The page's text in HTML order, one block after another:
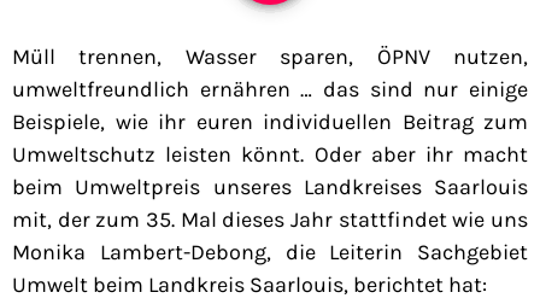
Müll trennen, Wasser sparen, ÖPNV nutzen,
umweltfreundlich ernähren … das sind nur einige
Beispiele, wie ihr euren individuellen Beitrag zum
Umweltschutz leisten könnt. Oder aber ihr macht
beim Umweltpreis unseres Landkreises Saarlouis
mit, der zum 35. Mal dieses Jahr stattfindet wie uns
Monika Lambert-Debong, die Leiterin Sachgebiet
Umwelt beim Landkreis Saarlouis, berichtet hat: